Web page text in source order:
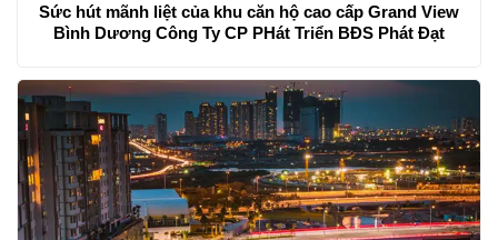
Sức hút mãnh liệt của khu căn hộ cao cấp Grand View
Bình Dương Công Ty CP PHát Triển BĐS Phát Đạt